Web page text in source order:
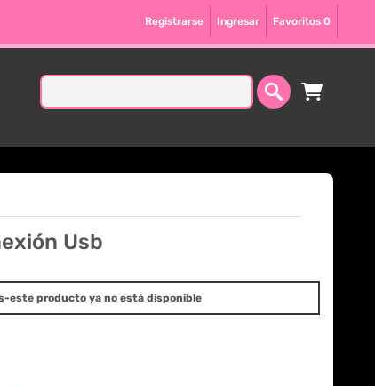
Registrarse Ingresar Favoritos 0
Usb
este producto ya no está disponible